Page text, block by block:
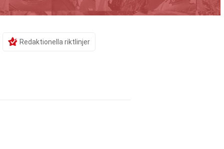
Redaktionella riktlinjer